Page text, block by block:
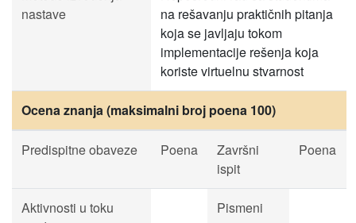
nastave
na rešavanju praktičnih pitanja
koja se javljaju tokom
implementacije rešenja koja
koriste virtuelnu stvarnost
Ocena znanja (maksimalni broj poena 100)
Predispitne obaveze Poena
Završni
ispit
Poena
Aktivnosti u toku
Pismeni